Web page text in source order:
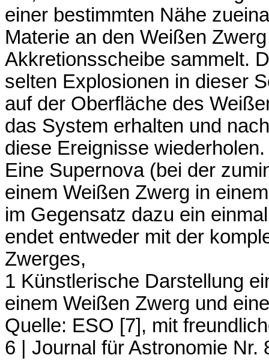
einer bestimmten Nähe
Materie an den Weißen
Akkretionsscheibe sammelt.
selten Explosionen in dieser
auf der Oberfläche des
das System erhalten und
diese Ereignisse wiederholen.
Eine Supernova (bei der
einem Weißen Zwerg in
im Gegensatz dazu ein
endet entweder mit der
Zwerges,
1 Künstlerische Darstellung
einem Weißen Zwerg und
Quelle: ESO [7], mit
6 | Journal für Astronomie Nr.